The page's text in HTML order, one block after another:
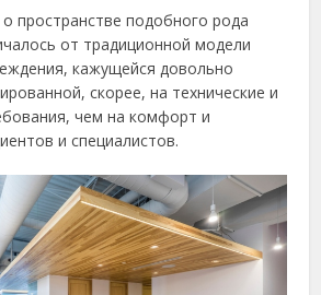
пространстве подобного рода
от традиционной модели
кажущейся довольно
скорее, на технические и
чем на комфорт и
и специалистов.